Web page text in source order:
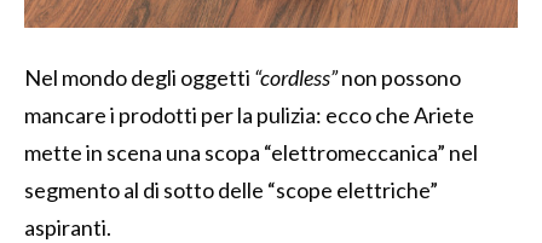
Nel mondo degli oggetti “cordless”non possono
mancare i prodotti per la pulizia: ecco che Ariete
mette in scena una scopa “elettromeccanica” nel
segmento al di sotto delle “scope elettriche”
aspiranti.